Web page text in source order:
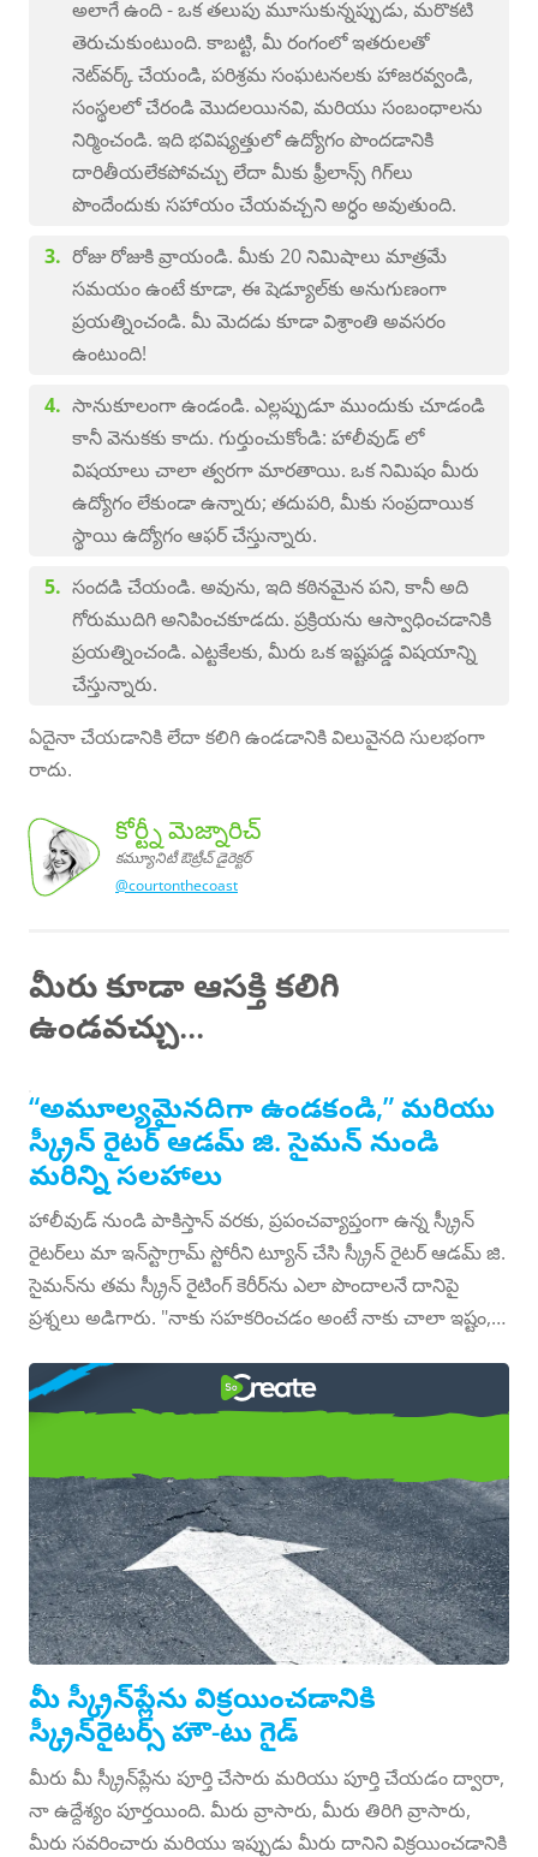
అలాగే ఉంది - ఒక తలుపు మూసుకున్నప్పుడు, మరొకటి
తెరుచుకుంటుంది. కాబట్టి, మీ రంగంలో ఇతరులతో
నెట్‌వర్క్ చేయండి, పరిశ్రమ సంఘటనలకు హాజరవ్వండి,
సంస్థలలో చేరండి మొదలయినవి, మరియు సంబంధాలను
నిర్మించండి. ఇది భవిష్యత్తులో ఉద్యోగం పొందడానికి
దారితీయలేకపోవచ్చు లేదా మీకు ఫ్రీలాన్స్ గిగ్‌లు
పొందేందుకు సహాయం చేయవచ్చని అర్ధం అవుతుంది.
రోజు రోజుకి వ్రాయండి. మీకు 20 నిమిషాలు మాత్రమే
సమయం ఉంటే కూడా, ఈ షెడ్యూల్‌కు అనుగుణంగా
ప్రయత్నించండి. మీ మెదడు కూడా విశ్రాంతి అవసరం
ఉంటుంది!
సానుకూలంగా ఉండండి. ఎల్లప్పుడూ ముందుకు చూడండి
కానీ వెనుకకు కాదు. గుర్తుంచుకోండి: హాలీవుడ్ లో
విషయాలు చాలా త్వరగా మారతాయి. ఒక నిమిషం మీరు
ఉద్యోగం లేకుండా ఉన్నారు; తదుపరి, మీకు సంప్రదాయిక
స్థాయి ఉద్యోగం ఆఫర్ చేస్తున్నారు.
సందడి చేయండి. అవును, ఇది కఠినమైన పని, కానీ అది
గోరుముదిగి అనిపించకూడదు. ప్రక్రియను ఆస్వాధించడానికి
ప్రయత్నించండి. ఎట్టకేలకు, మీరు ఒక ఇష్టపడ్డ విషయాన్ని
చేస్తున్నారు.
ఏదైనా చేయడానికి లేదా కలిగి ఉండడానికి విలువైనది సులభంగా
రాదు.
కోర్ట్నీ మె
జ్నారిచ్,
క
మ్యూనిటీ
ఔట్రీచ్
డైరెక్టర్
కోర్ట్నీ మెజ్నారిచ్
కమ్యూనిటీ ఔట్రీచ్ డైరెక్టర్
@courtonthecoast
మీరు కూడా ఆసక్తి కలిగి
ఉండవచ్చు...
“అమూల్యమైనదిగా ఉండకండి,” మరియు
స్క్రీన్ రైటర్ ఆడమ్ జి. సైమన్ నుండి
మరిన్ని సలహాలు
హాలీవుడ్ నుండి పాకిస్తాన్ వరకు, ప్రపంచవ్యాప్తంగా ఉన్న స్క్రీన్
రైటర్‌లు మా ఇన్‌స్టాగ్రామ్ స్టోరీని ట్యూన్ చేసి స్క్రీన్ రైటర్ ఆడమ్ జి.
సైమన్‌ను తమ స్క్రీన్ రైటింగ్ కెరీర్‌ను ఎలా పొందాలనే దానిపై
ప్రశ్నలు అడిగారు. "నాకు సహకరించడం అంటే నాకు చాలా ఇష్టం,
అతను వ్రాత సంఘానికి చెప్పాడు. "నేను ఎక్కువ మంది విజయం
సాధించాలని కోరుకుంటున్నాను. నాకు ఎక్కువ మంది వ్యక్తులు
ప్రవేశించడానికి ముందు, నా బ్యాంక్ ఖాతాలో నెగెటివ్ 150 డాలర్లు
మరియు స్క్రిప్ట్‌ల బ్యాగ్ ఉన్నాయి. ఇది నన్ను స్క్రీన్ రైటర్ ఆడమ్
జి. సైమన్ స్థానంలో నిలబెట్టింది, ఇక్కడ నేను చేయాల్సింది లేదా
చనిపోవాలి. కొంచెం సలహా ఇస్తే బాగుండేది. ”…
ఎలా
రైటర్ గైడ్
మీ స్క్రీన్‌ప్లేను విక్రయించడానికి
స్క్రీన్‌రైటర్స్ హౌ-టు గైడ్
మీరు మీ స్క్రీన్‌ప్లేను పూర్తి చేసారు మరియు పూర్తి చేయడం ద్వారా,
నా ఉద్దేశ్యం పూర్తయింది. మీరు వ్రాసారు, మీరు తిరిగి వ్రాసారు,
మీరు సవరించారు మరియు ఇప్పుడు మీరు దానిని విక్రయించడానికి